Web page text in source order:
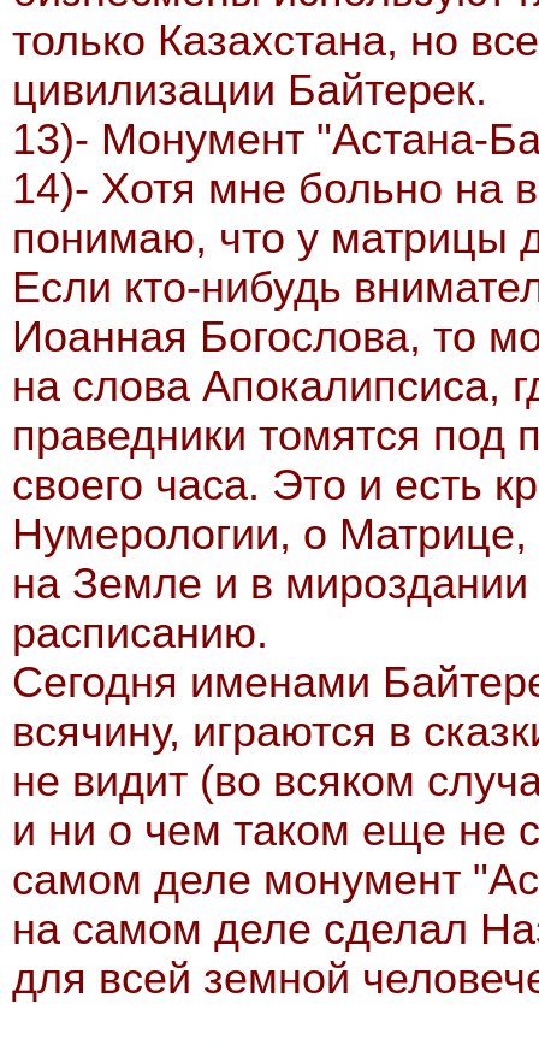
только Казахстана, но
цивилизации Байтерек.
13)- Монумент "Астана-
14)- Хотя мне больно на
понимаю, что у матрицы
Если кто-нибудь
Иоанная Богослова, то
на слова Апокалипсиса,
праведники томятся под
своего часа. Это и есть
Нумерологии, о
на Земле и в мироздании
расписанию.
Сегодня именами
всячину, играются в
не видит (во всяком
и ни о чем таком еще не
самом деле монумент
на самом деле сделал
для всей земной